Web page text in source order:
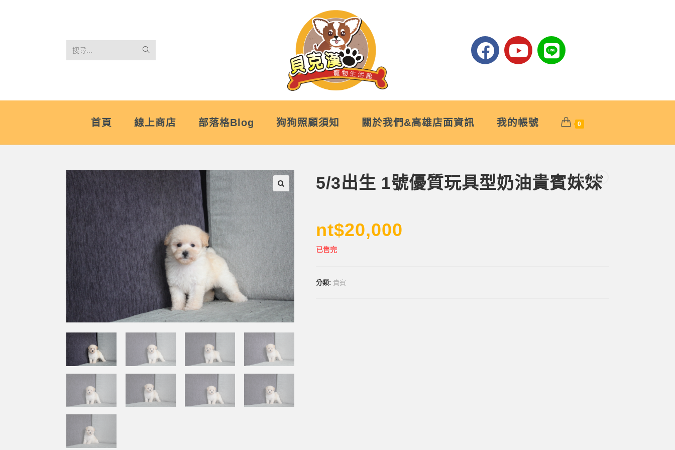
搜尋...
首頁 線上商店 部落格Blog 狗狗照顧須知 關於我們&高雄店面資訊 我的帳號 0
🔍
5/3出生 1號優質玩具型奶油貴賓妹妹
nt$20,000
已售完
分類: 貴賓